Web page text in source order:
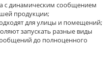
с динамическим сообщением
продукции;
для улицы и помещений;
запускать разные виды
до полноценного